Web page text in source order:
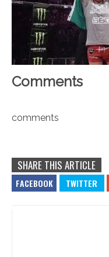
Comments
comments
SHARE THIS ARTICLE